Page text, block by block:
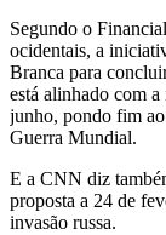
Segundo o
ocidentais, a
Branca para
está alinhado com
junho, pondo fim
Guerra Mundial.
E a CNN diz
proposta a 24 de
invasão russa.